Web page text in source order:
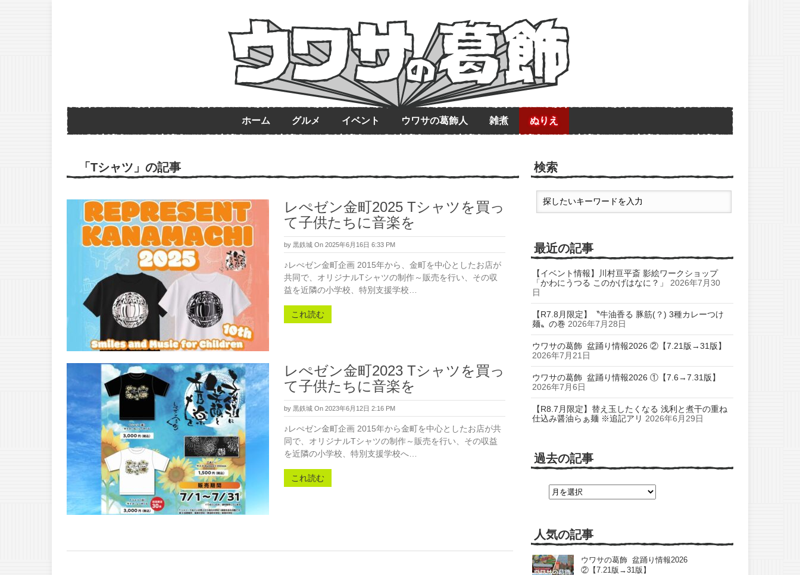
ホーム グルメ イベント ウワサの葛飾人 雑煮 ぬりえ
「Tシャツ」の記事
レぺゼン金町2025 Tシャツを買っ
て子供たちに音楽を
by 黒鉄城 On 2025年6月16日 6:33 PM
♪レぺゼン金町企画 2015年から、金町を中心としたお店が
共同で、オリジナルTシャツの制作～販売を行い、その収
益を近隣の小学校、特別支援学校…
これ読む
レぺゼン金町2023 Tシャツを買っ
て子供たちに音楽を
by 黒鉄城 On 2023年6月12日 2:16 PM
♪レぺゼン金町企画 2015年から金町を中心としたお店が共
同で、オリジナルTシャツの制作～販売を行い、その収益
を近隣の小学校、特別支援学校へ…
これ読む
検索
最近の記事
【イベント情報】川村亘平斎 影絵ワークショップ
「かわにうつる このかげはなに？」
2026年7月30
日
【R7.8月限定】〝牛油香る 豚筋(？) 3種カレーつけ
麺〟の巻 2026年7月28日
ウワサの葛飾 盆踊り情報2026 ②【7.21版→31版】
2026年7月21日
ウワサの葛飾 盆踊り情報2026 ①【7.6→7.31版】
2026年7月6日
【R8.7月限定】替え玉したくなる 浅利と煮干の重ね
仕込み醤油らぁ麺 ※追記アリ 2026年6月29日
過去の記事
人気の記事
ウワサの葛飾 盆踊り情報2026
②【7.21版→31版】